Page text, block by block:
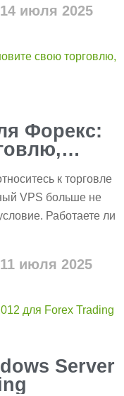
14 июля 2025
Форекс:
к торговле
VPS больше не
Работаете ли
11 июля 2025
Server